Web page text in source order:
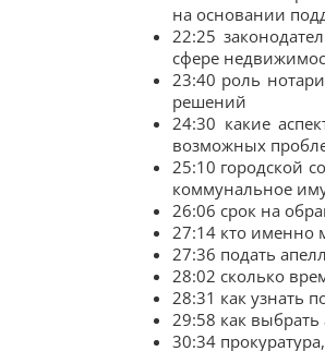
на основании
22:25
сфере
23:40 роль
решений
24:30 какие
возможных
25:10 городской
коммунальное
26:06 срок на
27:14 кто именно
27:36 подать
28:02 сколько
28:31 как узнать
29:58 как выбрать
30:34